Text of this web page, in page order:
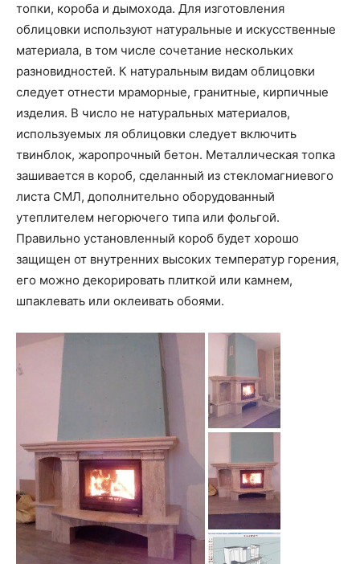
топки, короба и дымохода. Для изготовления
облицовки используют натуральные и искусственные
материала, в том числе сочетание нескольких
разновидностей. К натуральным видам облицовки
следует отнести мраморные, гранитные, кирпичные
изделия. В число не натуральных материалов,
используемых ля облицовки следует включить
твинблок, жаропрочный бетон. Металлическая топка
зашивается в короб, сделанный из стекломагниевого
листа СМЛ, дополнительно оборудованный
утеплителем негорючего типа или фольгой.
Правильно установленный короб будет хорошо
защищен от внутренних высоких температур горения,
его можно декорировать плиткой или камнем,
шпаклевать или оклеивать обоями.